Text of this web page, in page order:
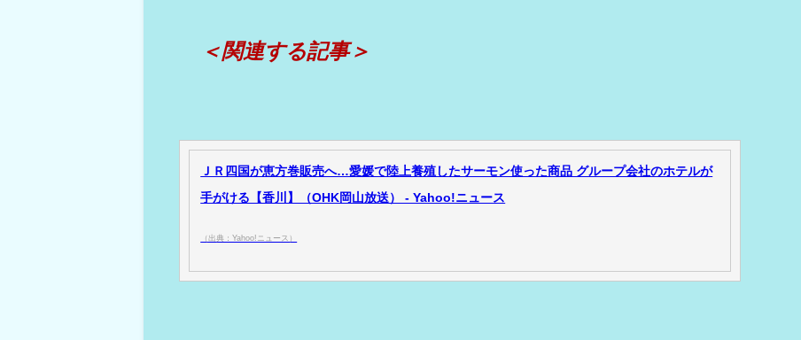
＜関連する記事＞
ＪＲ四国が恵方巻販売へ…愛媛で陸上養殖したサーモン使った商品 グループ会社のホテルが
手がける【香川】（OHK岡山放送） - Yahoo!ニュース
（出典：Yahoo!ニュース）